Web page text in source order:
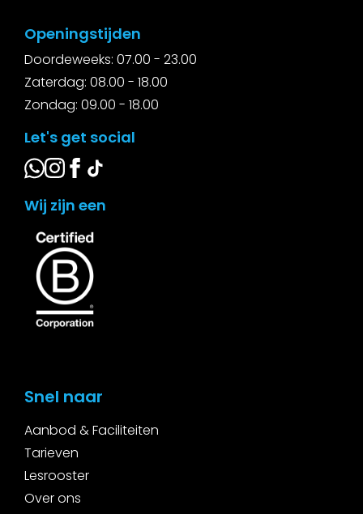
Openingstijden
Doordeweeks: 07.00 - 23.00
Zaterdag: 08.00 - 18.00
Zondag: 09.00 - 18.00
Let's get social
Wij zijn een
Snel naar
Aanbod & Faciliteiten
Tarieven
Lesrooster
Over ons